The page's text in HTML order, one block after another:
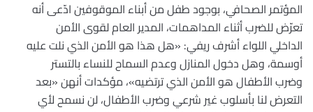
المؤتمر الصحافي، بوجود طفل من أبناء الموقوفين ادّعى أنه
تعرّض للضرب أثناء المداهمات، المدير العام لقوى الأمن
الداخلي اللواء أشرف ريفي: «هل هذا هو الأمن الذي نلت عليه
أوسمة، وهل دخول المنازل وعدم السماح للنساء بالتستر
وضرب الأطفال هو الأمن الذي ترتضيه»، مؤكدات أنهن «بعد
التعرض لنا بأسلوب غير شرعي وضرب الأطفال، لن نسمح لأي